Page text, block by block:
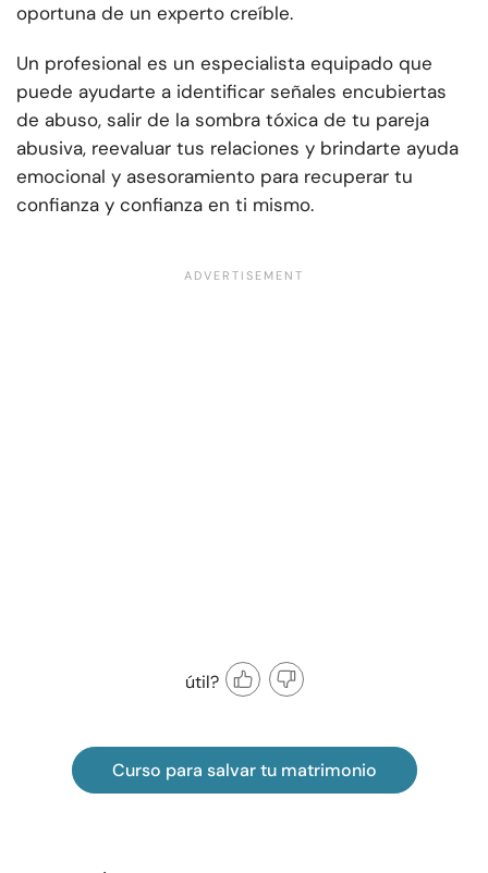
oportuna de un experto creíble.
Un profesional es un especialista equipado que
puede ayudarte a identificar señales encubiertas
de abuso, salir de la sombra tóxica de tu pareja
abusiva, reevaluar tus relaciones y brindarte ayuda
emocional y asesoramiento para recuperar tu
confianza y confianza en ti mismo.
útil?
Curso para salvar tu matrimonio